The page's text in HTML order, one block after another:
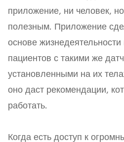
приложение, ни человек,
полезным. Приложение
основе
пациентов с такими же
установленными на их
оно даст рекомендации,
работать.
Когда есть доступ к